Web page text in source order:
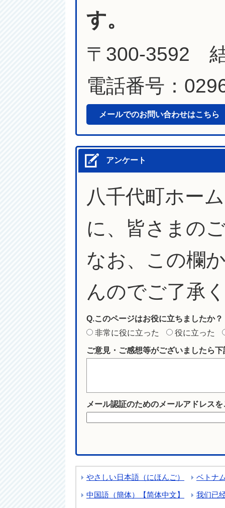
す。
〒300-3592
電話番号：
メールでのお問い合わせはこちら
アンケート
八千代町ホー
に、皆さまの
なお、この欄
んのでご了承
Q.このページはお役に立ちましたか？
非常に役に立った
役に立った
ご意見・ご感想等がございましたら
メール認証のためのメールアドレス
やさしい日本語（にほんご） ベトナ
中国語（簡体）【简体中文】 我们已